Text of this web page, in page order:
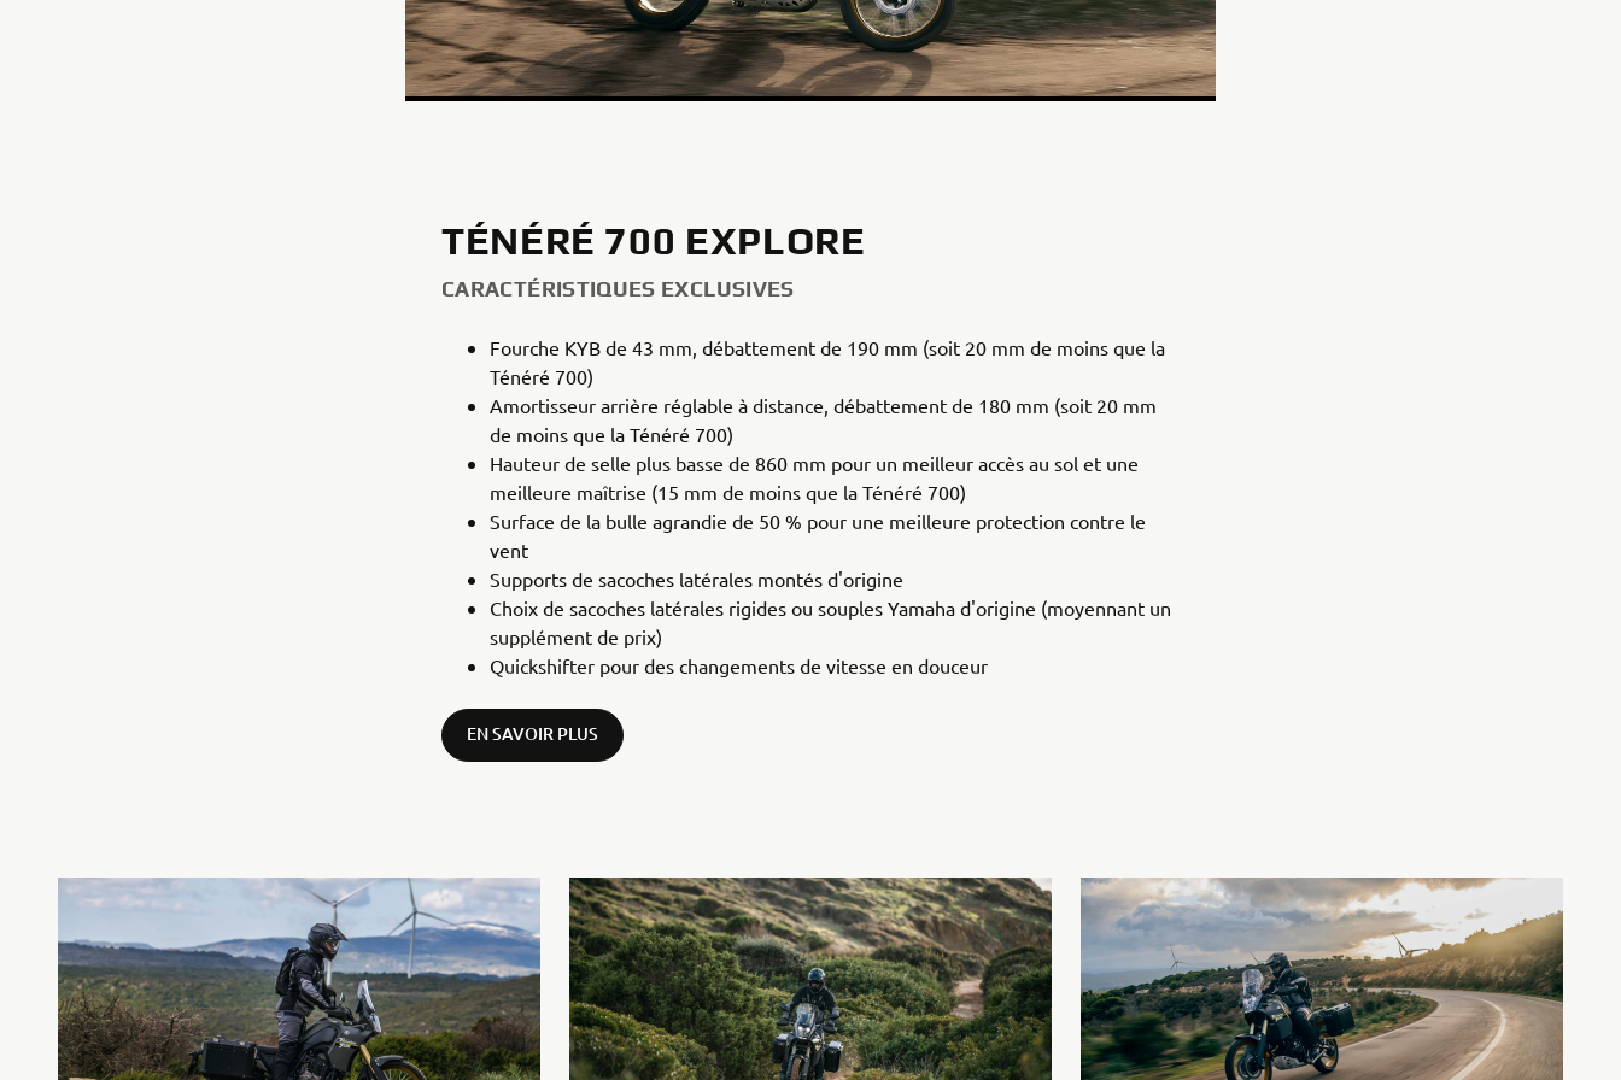
TÉNÉRÉ 700 EXPLORE
CARACTÉRISTIQUES EXCLUSIVES
Fourche KYB de 43 mm, débattement de 190 mm (soit 20 mm de moins que la
Ténéré 700)
Amortisseur arrière réglable à distance, débattement de 180 mm (soit 20 mm
de moins que la Ténéré 700)
Hauteur de selle plus basse de 860 mm pour un meilleur accès au sol et une
meilleure maîtrise (15 mm de moins que la Ténéré 700)
Surface de la bulle agrandie de 50 % pour une meilleure protection contre le
vent
Supports de sacoches latérales montés d'origine
Choix de sacoches latérales rigides ou souples Yamaha d'origine (moyennant un
supplément de prix)
Quickshifter pour des changements de vitesse en douceur
EN SAVOIR PLUS